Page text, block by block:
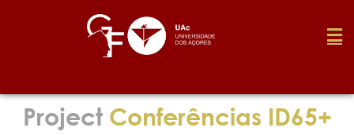
Foundation
ProjectConferências ID65+